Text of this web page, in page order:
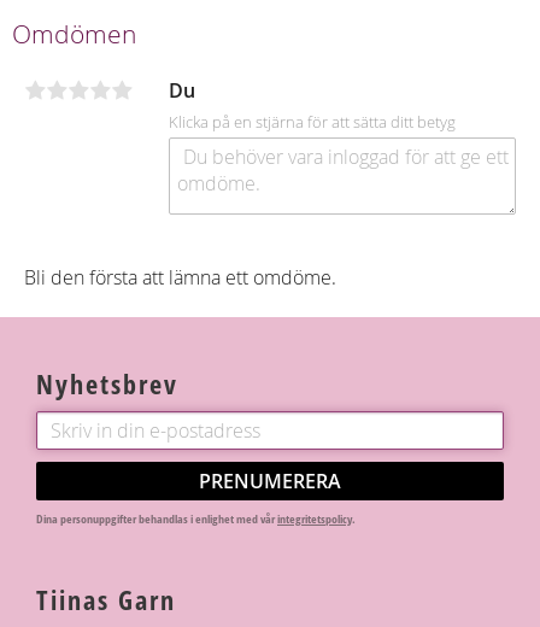
b
o
k
Omdömen
Du
Klicka på en stjärna för att sätta ditt betyg
Bli den första att lämna ett omdöme.
Nyhetsbrev
PRENUMERERA
Dina personuppgifter behandlas i enlighet med vårintegritetspolicy.
Tiinas Garn